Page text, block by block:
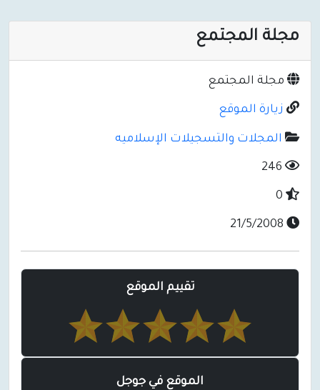
مجلة المجتمع
مجلة المجتمع
زيارة الموقع
المجلات والتسجيلات الإسلاميه
تقييم الموقع
الموقع في جوجل